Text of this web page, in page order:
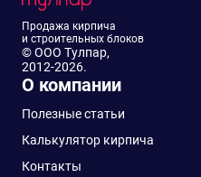
Продажа кирпича
и строительных блоков
© ООО Тулпар,
2012-2026.
О компании
Полезные статьи
Калькулятор кирпича
Контакты